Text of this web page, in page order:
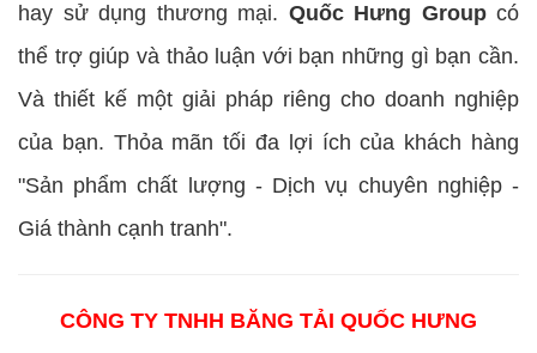
hay sử dụng thương mại. Quốc Hưng Groupcó
thể trợ giúp và thảo luận với bạn những gì bạn cần.
Và thiết kế một giải pháp riêng cho doanh nghiệp
của bạn. Thỏa mãn tối đa lợi ích của khách hàng
"Sản phẩm chất lượng - Dịch vụ chuyên nghiệp -
Giá thành cạnh tranh".
CÔNG TY TNHH BĂNG TẢI QUỐC HƯNG